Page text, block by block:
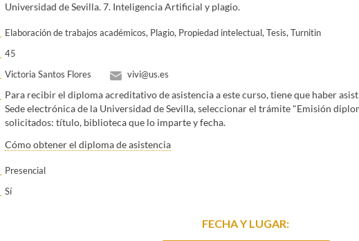
Universidad de Sevilla. 7. Inteligencia Artificial y plagio.
Elaboración de trabajos académicos, Plagio, Propiedad intelectual, Tesis, Turnitin
45
Victoria Santos Flores
vivi@us.es
Para recibir el diploma acreditativo de asistencia a este curso, tiene que haber
Sede electrónica de la Universidad de Sevilla, seleccionar el trámite "Emisión
solicitados: título, biblioteca que lo imparte y fecha.
Cómo obtener el diploma de asistencia
Presencial
Sí
FECHA Y LUGAR: